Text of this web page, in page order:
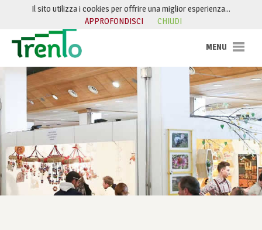
Salta al contenuto
Il sito utilizza i cookies per offrire una miglior esperienza…
APPROFONDISCI
CHIUDI